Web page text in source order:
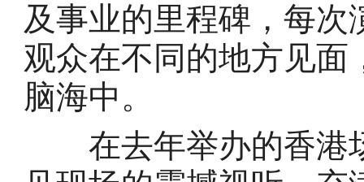
及事业的里程碑，每
观众在不同的地方见
脑海中。
在去年举办的香港